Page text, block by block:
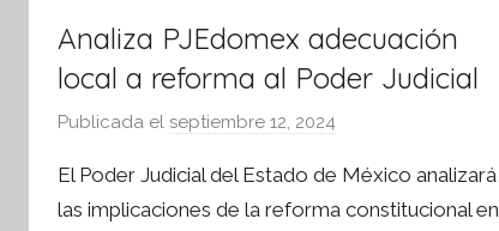
Analiza PJEdomex adecuación
local a reforma al Poder Judicial
Publicada el septiembre 12, 2024
S
El Poder Judicial del Estado de México analizará
las implicaciones de la reforma constitucional en